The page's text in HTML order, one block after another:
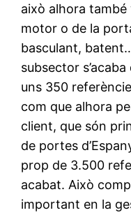
això alhora
motor o de la
basculant,
subsector
uns 350
com que alhora
client, que són
de portes
prop de 3.500
acabat. Això
important en la